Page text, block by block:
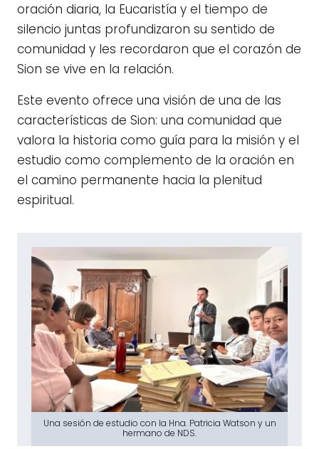
oración diaria, la Eucaristía y el tiempo de
silencio juntas profundizaron su sentido de
comunidad y les recordaron que el corazón de
Sion se vive en la relación.
Este evento ofrece una visión de una de las
características de Sion: una comunidad que
valora la historia como guía para la misión y el
estudio como complemento de la oración en
el camino permanente hacia la plenitud
espiritual.
Una sesión de estudio con la Hna. Patricia Watson y un
hermano de NDS.